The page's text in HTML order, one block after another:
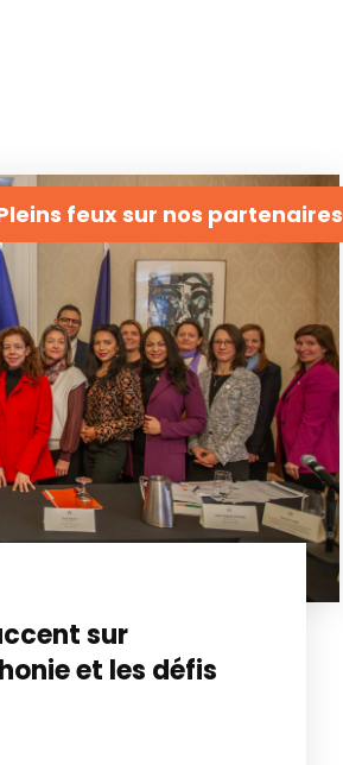
feux sur nos partenaires
sur
et les défis